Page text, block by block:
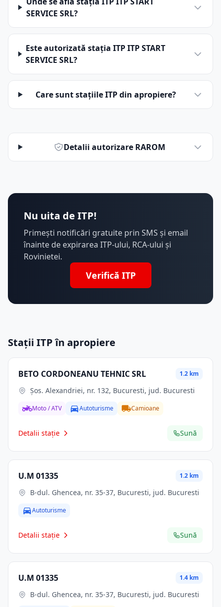
SERVICE SRL?
Este autorizată stația ITP ITP START
SERVICE SRL?
Care sunt stațiile ITP din apropiere?
Detalii autorizare RAROM
Nu uita de ITP!
Primești notificări gratuite prin SMS și email
înainte de expirarea ITP-ului, RCA-ului și
Rovinietei.
Verifică ITP
Stații ITP în apropiere
BETO CORDONEANU TEHNIC SRL 1.2 km
Şos. Alexandriei, nr. 132, Bucuresti, jud. Bucuresti
Moto / ATV Autoturisme Camioane
Detalii stație Sună
U.M 01335 1.2 km
B-dul. Ghencea, nr. 35-37, Bucuresti, jud. Bucuresti
Autoturisme
Detalii stație Sună
U.M 01335 1.4 km
B-dul. Ghencea, nr. 35-37, Bucuresti, jud. Bucuresti